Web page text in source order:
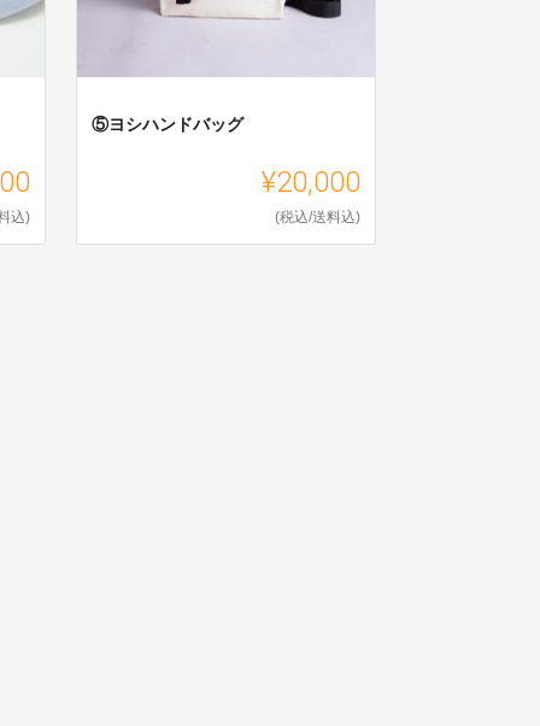
込)
⑤ヨシハンドバッグ
¥20,000
(税込/送料込)